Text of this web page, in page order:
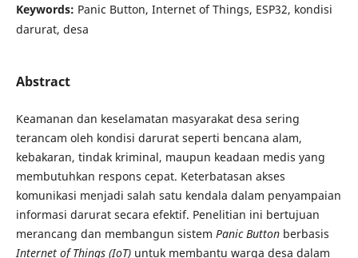
Keywords: Panic Button, Internet of Things, ESP32, kondisi
darurat, desa
Abstract
Keamanan dan keselamatan masyarakat desa sering
terancam oleh kondisi darurat seperti bencana alam,
kebakaran, tindak kriminal, maupun keadaan medis yang
membutuhkan respons cepat. Keterbatasan akses
komunikasi menjadi salah satu kendala dalam penyampaian
informasi darurat secara efektif. Penelitian ini bertujuan
merancang dan membangun sistem Panic Buttonberbasis
Internet of Things (IoT)untuk membantu warga desa dalam